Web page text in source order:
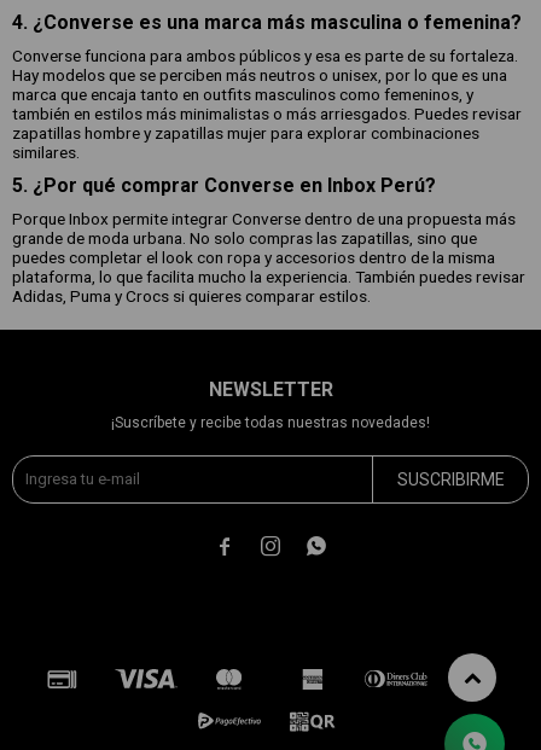
4. ¿Converse es una marca más masculina o femenina?
Converse funciona para ambos públicos y esa es parte de su fortaleza.
Hay modelos que se perciben más neutros o unisex, por lo que es una
marca que encaja tanto en outfits masculinos como femeninos, y
también en estilos más minimalistas o más arriesgados. Puedes revisar
zapatillas hombre y zapatillas mujer para explorar combinaciones
similares.
5. ¿Por qué comprar Converse en Inbox Perú?
Porque Inbox permite integrar Converse dentro de una propuesta más
grande de moda urbana. No solo compras las zapatillas, sino que
puedes completar el look con ropa y accesorios dentro de la misma
plataforma, lo que facilita mucho la experiencia. También puedes revisar
Adidas, Puma y Crocs si quieres comparar estilos.
NEWSLETTER
¡Suscríbete y recibe todas nuestras novedades!
SUSCRIBIRME
  